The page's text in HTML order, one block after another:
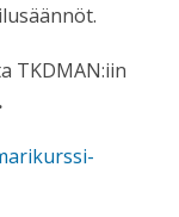
TKDMAN:iin